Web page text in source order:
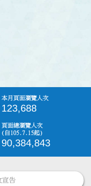
本月頁面瀏覽人次
123,688
頁面總瀏覽人次
(自105.7.15起)
90,384,843
宣告